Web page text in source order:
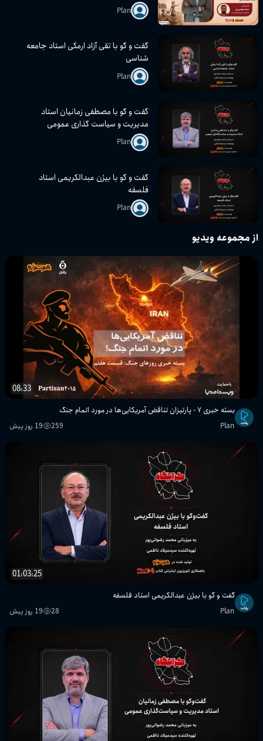
Plan
گفت و گو با تقی آزاد ارمکی استاد جامعه
شناسی
Plan
گفت و گو با مصطفی زمانیان استاد
مدیریت و سیاست گذاری عمومی
Plan
گفت و گو با بیژن عبدالکریمی استاد
فلسفه
Plan
از مجموعه ویدیو
08:33
بسته خبری ۷ - پارتیزان تناقض آمریکایی‌ها در مورد اتمام جنگ
Plan
259 19 روز پیش
01:03:25
گفت و گو با بیژن عبدالکریمی استاد فلسفه
Plan
28 19 روز پیش